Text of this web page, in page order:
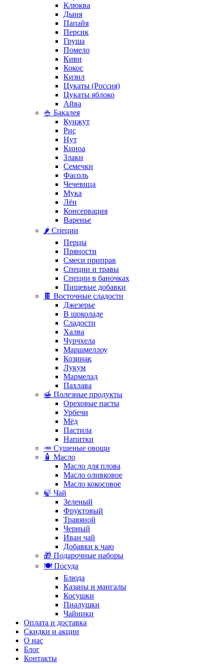
Клюква
Дыня
Папайя
Персик
Груша
Помело
Киви
Кокос
Кизил
Цукаты (Россия)
Цукаты яблоко
Айва
🍚 Бакалея
Кунжут
Рис
Нут
Киноа
Злаки
Семечки
Фасоль
Чечевица
Мука
Лён
Консервация
Варенье
🌶️ Специи
Перцы
Пряности
Смеси приправ
Специи и травы
Специи в баночках
Пищевые добавки
🍫 Восточные сладости
Джезерье
В шоколаде
Сладости
Халва
Чурчхела
Маршмеллоу
Козинак
Лукум
Мармелад
Пахлава
🍯 Полезные продукты
Ореховые пасты
Урбечи
Мёд
Пастила
Напитки
🥕 Сушеные овощи
🧴 Масло
Масло для плова
Масло оливковое
Масло кокосовое
🍃 Чай
Зеленый
Фруктовый
Травяной
Черный
Иван чай
Добавки к чаю
🎁 Подарочные наборы
🍽️ Посуда
Блюда
Казаны и мангалы
Косушки
Пиалушки
Чайники
Оплата и доставка
Скидки и акции
О нас
Блог
Контакты